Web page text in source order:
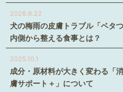
2026.6.22
犬の梅雨の皮膚トラブル「ベタ
内側から整える食事とは？
2025.10.1
成分・原材料が大きく変わる「
膚サポート＋」について